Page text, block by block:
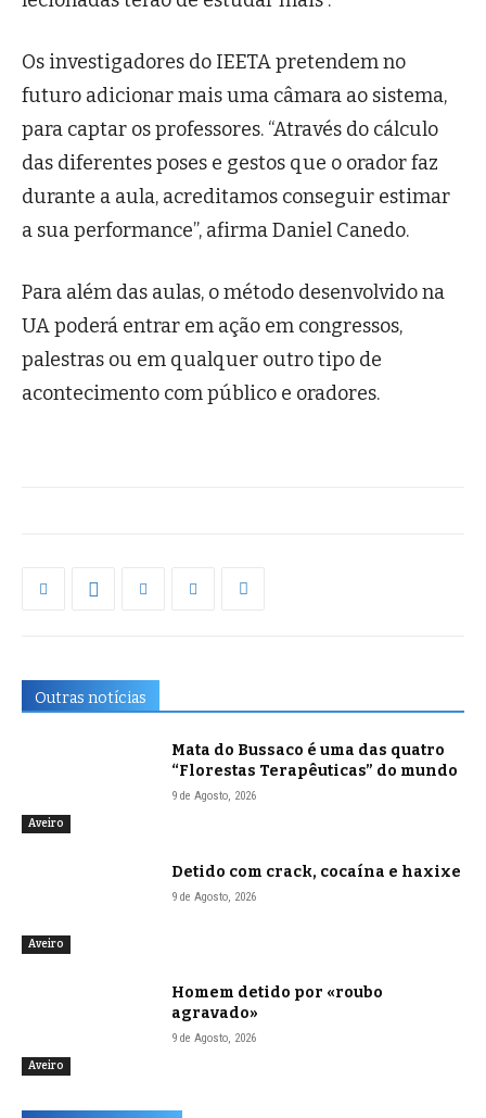
Os investigadores do IEETA pretendem no
futuro adicionar mais uma câmara ao sistema,
para captar os professores. “Através do cálculo
das diferentes poses e gestos que o orador faz
durante a aula, acreditamos conseguir estimar
a sua performance”, afirma Daniel Canedo.
Para além das aulas, o método desenvolvido na
UA poderá entrar em ação em congressos,
palestras ou em qualquer outro tipo de
acontecimento com público e oradores.
Outras notícias
Aveiro
Mata do Bussaco é uma das quatro
“Florestas Terapêuticas” do mundo
9 de Agosto, 2026
Aveiro
Detido com crack, cocaína e haxixe
9 de Agosto, 2026
Aveiro
Homem detido por «roubo
agravado»
9 de Agosto, 2026